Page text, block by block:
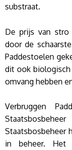
substraat.
De prijs van stro
door de
Paddestoelen
dit ook
omvang hebben
Verbruggen
Staatsbosbeheer
in beheer. Het